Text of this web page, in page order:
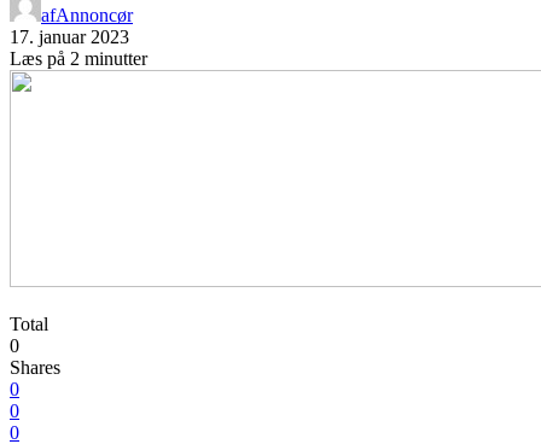
afAnnoncør
17. januar 2023
Læs på 2 minutter
Total
0
Shares
0
0
0